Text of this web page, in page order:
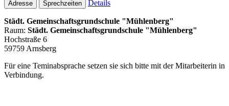
Adresse Sprechzeiten Details
Städt. Gemeinschaftsgrundschule "Mühlenberg"
Raum: Städt. Gemeinschaftsgrundschule "Mühlenberg"
Hochstraße 6
59759 Arnsberg
Für eine Teminabsprache setzen sie sich bitte mit der Mitarbeiterin in
Verbindung.